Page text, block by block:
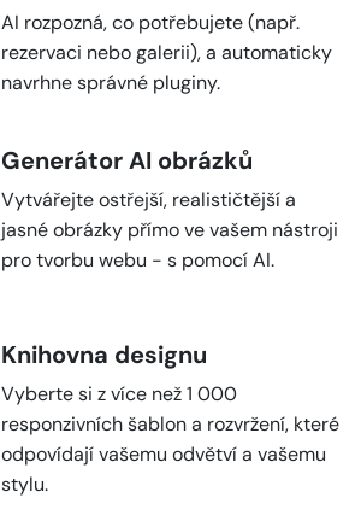
AI rozpozná, co potřebujete (např.
rezervaci nebo galerii), a automaticky
navrhne správné pluginy.
Generátor AI obrázků
Vytvářejte ostřejší, realističtější a
jasné obrázky přímo ve vašem nástroji
pro tvorbu webu - s pomocí AI.
Knihovna designu
Vyberte si z více než 1 000
responzivních šablon a rozvržení, které
odpovídají vašemu odvětví a vašemu
stylu.